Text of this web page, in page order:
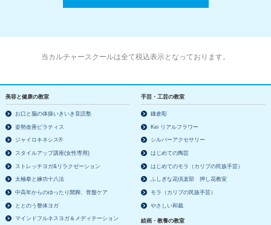
当カルチャースクールは全て税込表示となっております。
美容と健康の教室
お口と脳の体操いきいき音読塾
姿勢改善ピラティス
ジャイロキネシス®
スタイルアップ講座(女性専用)
ストレッチヨガ&リラクゼーション
太極拳と練功十八法
中高年からのゆったり開脚、骨盤ケア
ととのう整体ヨガ
マインドフルネスヨガ＆メディテーション
手芸・工芸の教室
鎌倉彫
Kei リアルフラワー
シルバーアクセサリー
はじめての陶芸
はじめてのモラ（カリブの民族手芸）
ふしぎな花倶楽部 押し花教室
モラ（カリブの民族手芸）
やさしい和裁
絵画・教養の教室